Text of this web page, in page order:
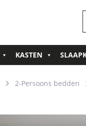
KASTEN
2-Persoons bedden